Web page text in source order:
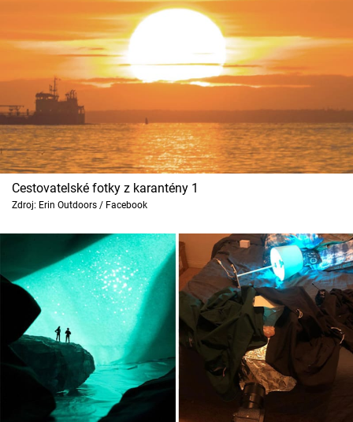
Cool Esport
Pořady
TV Program
Sledujte prima+
Přihlášení
Cestovatelské fotky z karantény 1
Zdroj: Erin Outdoors / Facebook